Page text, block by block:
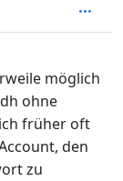
möglich
ohne
früher oft
den
zu